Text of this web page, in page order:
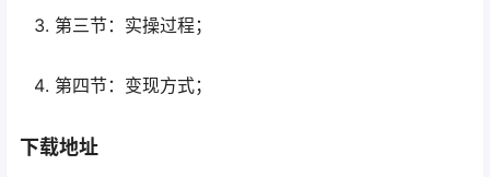
第三节：实操过程；
第四节：变现方式；
下载地址